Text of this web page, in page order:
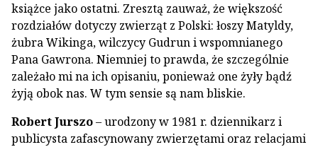
książce jako ostatni. Zresztą zauważ, że większość
rozdziałów dotyczy zwierząt z Polski: łoszy Matyldy,
żubra Wikinga, wilczycy Gudrun i wspomnianego
Pana Gawrona. Niemniej to prawda, że szczególnie
zależało mi na ich opisaniu, ponieważ one żyły bądź
żyją obok nas. W tym sensie są nam bliskie.
Robert Jurszo– urodzony w 1981 r. dziennikarz i
publicysta zafascynowany zwierzętami oraz relacjami